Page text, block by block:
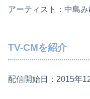
アーティスト：中島み
TV-CMを紹介
配信開始日：2015年